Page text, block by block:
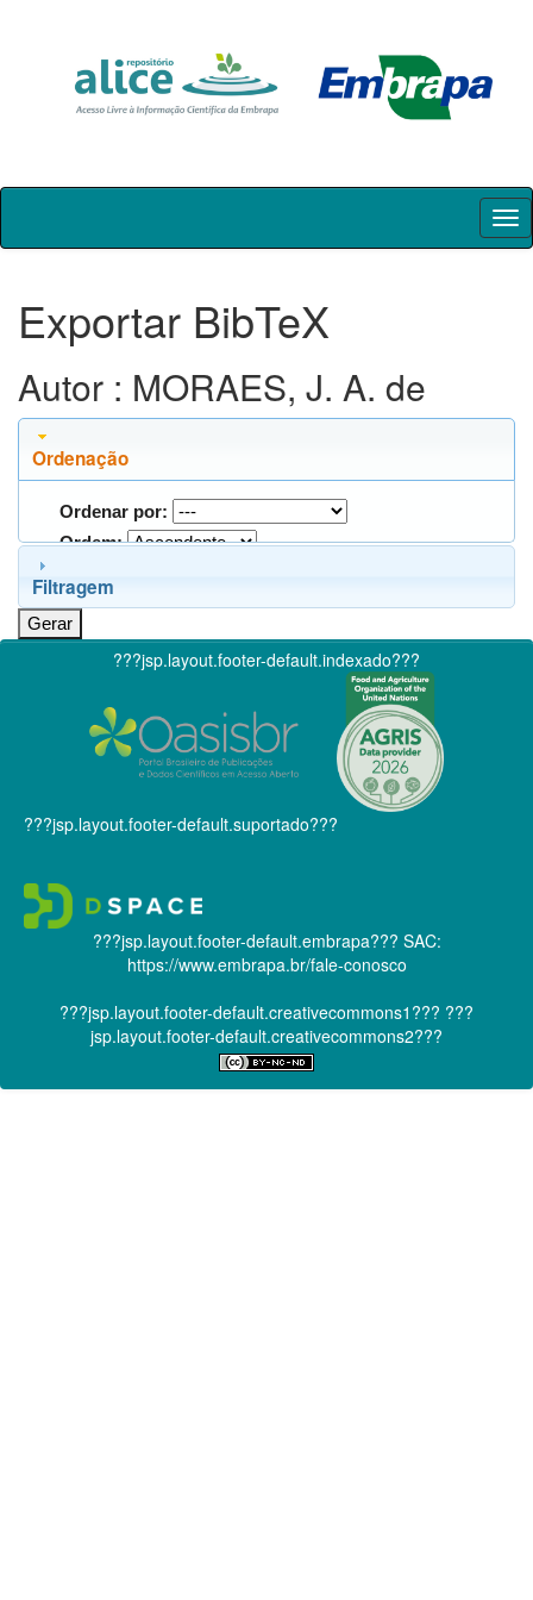
Skip
Exportar BibTeX
Autor : MORAES, J. A. de
Ordenação
Ordenar por:
Ordem:
Filtragem
???jsp.layout.footer-default.indexado???
???jsp.layout.footer-default.suportado???
???jsp.layout.footer-default.embrapa??? SAC:
https://www.embrapa.br/fale-conosco
???jsp.layout.footer-default.creativecommons1??? ???
jsp.layout.footer-default.creativecommons2???